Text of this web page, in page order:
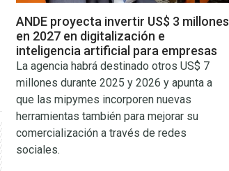
ANDE proyecta invertir US$ 3 millones
en 2027 en digitalización e
inteligencia artificial para empresas
La agencia habrá destinado otros US$ 7
millones durante 2025 y 2026 y apunta a
que las mipymes incorporen nuevas
herramientas también para mejorar su
comercialización a través de redes
sociales.